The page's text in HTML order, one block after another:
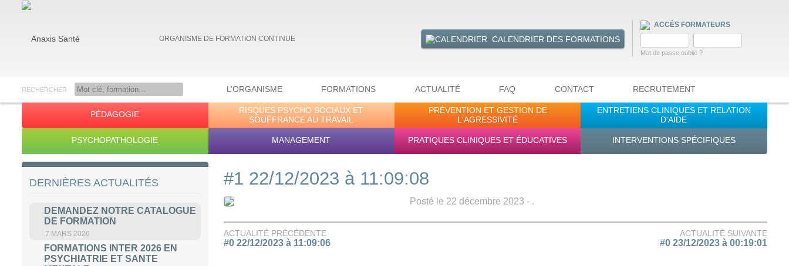
ORGANISME DE FORMATION CONTINUE CALENDRIER DES FORMATIONS
ACCÈS FORMATEURS
Mot de passe oublié ?
RECHERCHER L’ORGANISME FORMATIONS ACTUALITÉ FAQ CONTACT RECRUTEMENT
PÉDAGOGIE
RISQUES PSYCHO SOCIAUX ET
SOUFFRANCE AU TRAVAIL
PRÉVENTION ET GESTION DE
L'AGRESSIVITÉ
ENTRETIENS CLINIQUES ET RELATION
D'AIDE
PSYCHOPATHOLOGIE MANAGEMENT PRATIQUES CLINIQUES ET ÉDUCATIVES INTERVENTIONS SPÉCIFIQUES
#1 22/12/2023 à 11:09:08
Posté le 22 décembre 2023 - .
ACTUALITÉ PRÉCÉDENTE
#0 22/12/2023 à 11:09:06
ACTUALITÉ SUIVANTE
#0 23/12/2023 à 00:19:01
DERNIÈRES ACTUALITÉS
DEMANDEZ NOTRE CATALOGUE
DE FORMATION
7 MARS 2026
FORMATIONS INTER 2026 EN
PSYCHIATRIE ET SANTE